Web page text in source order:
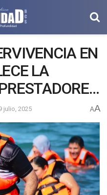
EN
LA
PAZ
julio, 2025 AA